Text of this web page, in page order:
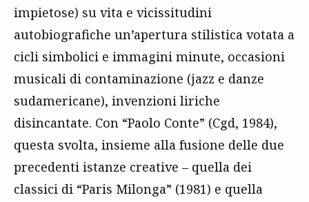
impietose) su vita e vicissitudini
autobiografiche un’apertura stilistica votata a
cicli simbolici e immagini minute, occasioni
musicali di contaminazione (jazz e danze
sudamericane), invenzioni liriche
disincantate. Con “Paolo Conte” (Cgd, 1984),
questa svolta, insieme alla fusione delle due
precedenti istanze creative – quella dei
classici di “Paris Milonga” (1981) e quella